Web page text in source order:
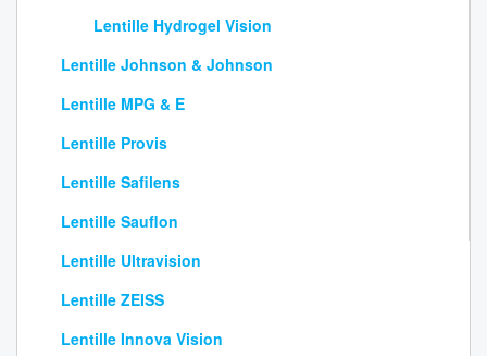
Lentille Hydrogel Vision
Lentille Johnson & Johnson
Lentille MPG & E
Lentille Provis
Lentille Safilens
Lentille Sauflon
Lentille Ultravision
Lentille ZEISS
Lentille Innova Vision